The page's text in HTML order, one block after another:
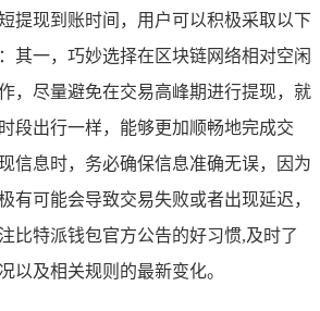
提现到账时间，用户可以积极采取以下
其一，巧妙选择在区块链网络相对空闲
，尽量避免在交易高峰期进行提现，就
段出行一样，能够更加顺畅地完成交
信息时，务必确保信息准确无误，因为
有可能会导致交易失败或者出现延迟，
比特派钱包官方公告的好习惯,及时了
以及相关规则的最新变化。